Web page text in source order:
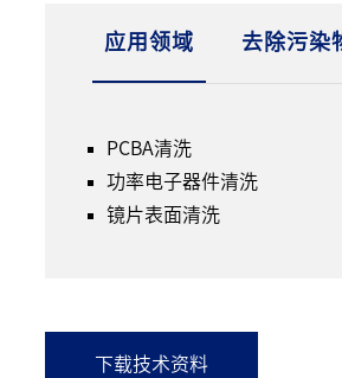
应用领域 去除污染
PCBA清洗
功率电子器件清洗
镜片表面清洗
下载技术资料